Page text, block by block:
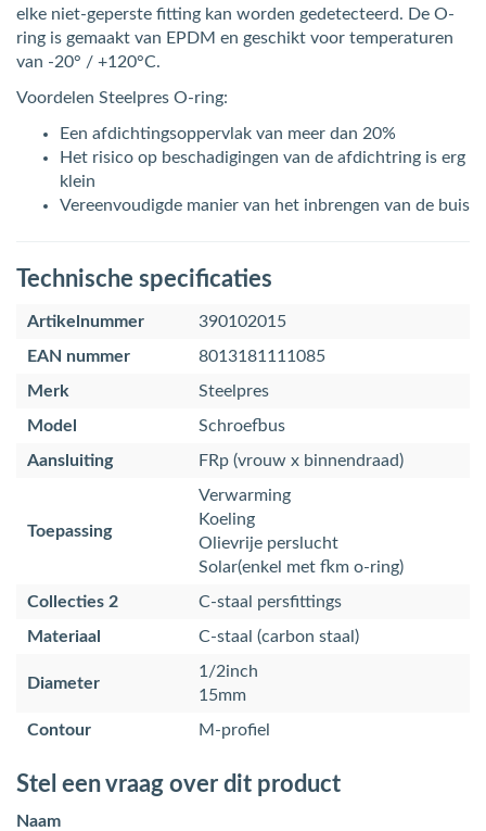
elke niet-geperste fitting kan worden gedetecteerd. De O-
ring is gemaakt van EPDM en geschikt voor temperaturen
van -20° / +120°C.
Voordelen Steelpres O-ring:
Een afdichtingsoppervlak van meer dan 20%
Het risico op beschadigingen van de afdichtring is erg
klein
Vereenvoudigde manier van het inbrengen van de buis
Technische specificaties
Artikelnummer
390102015
EAN nummer
8013181111085
Merk
Steelpres
Model
Schroefbus
Aansluiting
FRp (vrouw x binnendraad)
Toepassing
Verwarming
Koeling
Olievrije perslucht
Solar(enkel met fkm o-ring)
Collecties 2
C-staal persfittings
Materiaal
C-staal (carbon staal)
Diameter
1/2inch
15mm
Contour
M-profiel
Stel een vraag over dit product
Naam